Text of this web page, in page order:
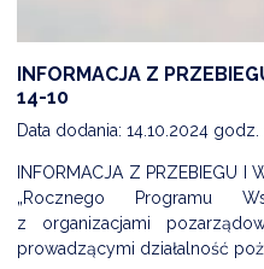
INFORMACJA Z
14-10
Data dodania: 14.10.2024 godz.
INFORMACJA Z PRZEBIEGU I
„Rocznego Programu
z organizacjami
prowadzącymi działalność